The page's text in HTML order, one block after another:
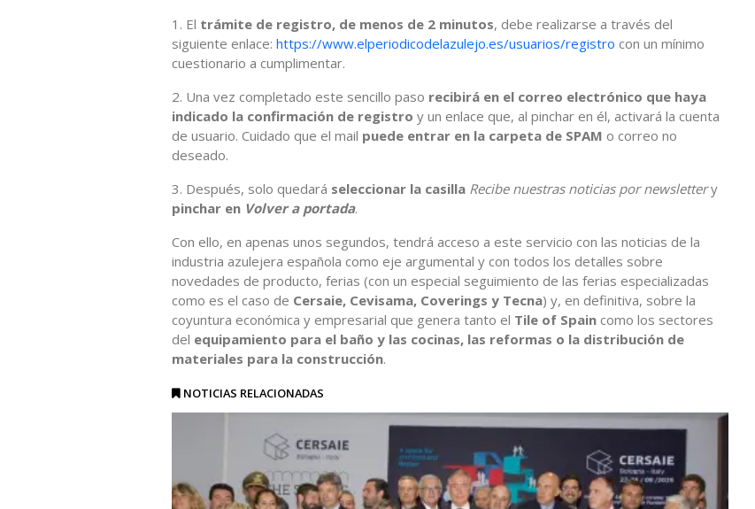
1. El trámite de registro, de menos de 2 minutos, debe realizarse a través del
siguiente enlace: https://www.elperiodicodelazulejo.es/usuarios/registro con un mínimo
cuestionario a cumplimentar.
2. Una vez completado este sencillo paso recibirá en el correo electrónico que haya
indicado la confirmación de registro y un enlace que, al pinchar en él, activará la cuenta
de usuario. Cuidado que el mail puede entrar en la carpeta de SPAM o correo no
deseado.
3. Después, solo quedará seleccionar la casilla Recibe nuestras noticias por newslettery
pinchar en Volver a portada.
Con ello, en apenas unos segundos, tendrá acceso a este servicio con las noticias de la
industria azulejera española como eje argumental y con todos los detalles sobre
novedades de producto, ferias (con un especial seguimiento de las ferias especializadas
como es el caso de Cersaie, Cevisama, Coverings y Tecna) y, en definitiva, sobre la
coyuntura económica y empresarial que genera tanto el Tile of Spain como los sectores
del equipamiento para el baño y las cocinas, las reformas o la distribución de
materiales para la construcción.
NOTICIAS RELACIONADAS